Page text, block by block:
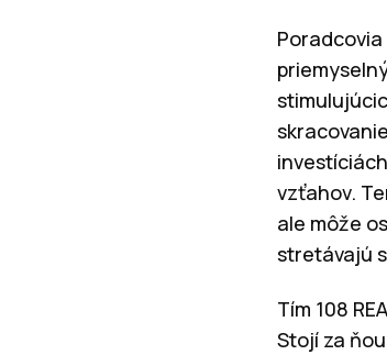
Poradcovia
vzťahov.
ale môže
stretávajú
Tím 108
Stojí za